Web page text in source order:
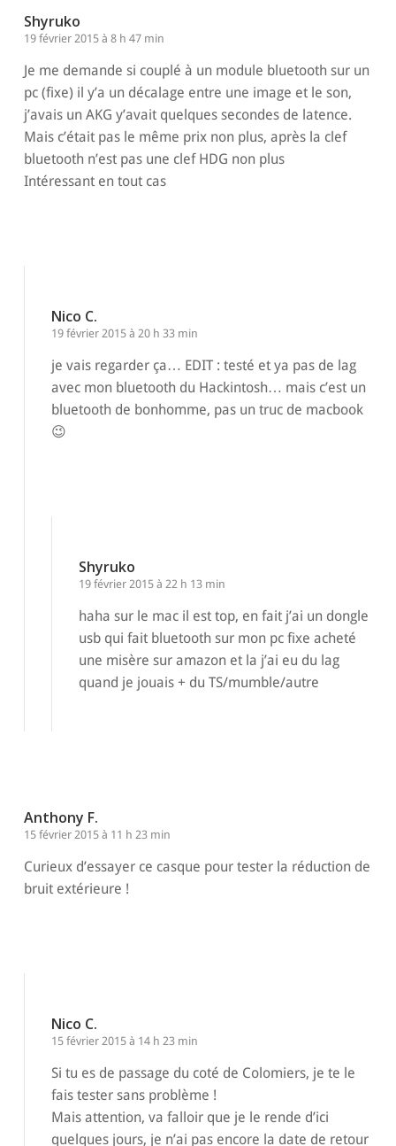
Shyruko
19 février 2015 à 8 h 47 min
Je me demande si couplé à un module bluetooth sur un
pc (fixe) il y’a un décalage entre une image et le son,
j’avais un AKG y’avait quelques secondes de latence.
Mais c’était pas le même prix non plus, après la clef
bluetooth n’est pas une clef HDG non plus
Intéressant en tout cas
Nico C.
19 février 2015 à 20 h 33 min
je vais regarder ça… EDIT : testé et ya pas de lag
avec mon bluetooth du Hackintosh… mais c’est un
bluetooth de bonhomme, pas un truc de macbook
😉
Shyruko
19 février 2015 à 22 h 13 min
haha sur le mac il est top, en fait j’ai un dongle
usb qui fait bluetooth sur mon pc fixe acheté
une misère sur amazon et la j’ai eu du lag
quand je jouais + du TS/mumble/autre
Anthony F.
15 février 2015 à 11 h 23 min
Curieux d’essayer ce casque pour tester la réduction de
bruit extérieure !
Nico C.
15 février 2015 à 14 h 23 min
Si tu es de passage du coté de Colomiers, je te le
fais tester sans problème !
Mais attention, va falloir que je le rende d’ici
quelques jours, je n’ai pas encore la date de retour